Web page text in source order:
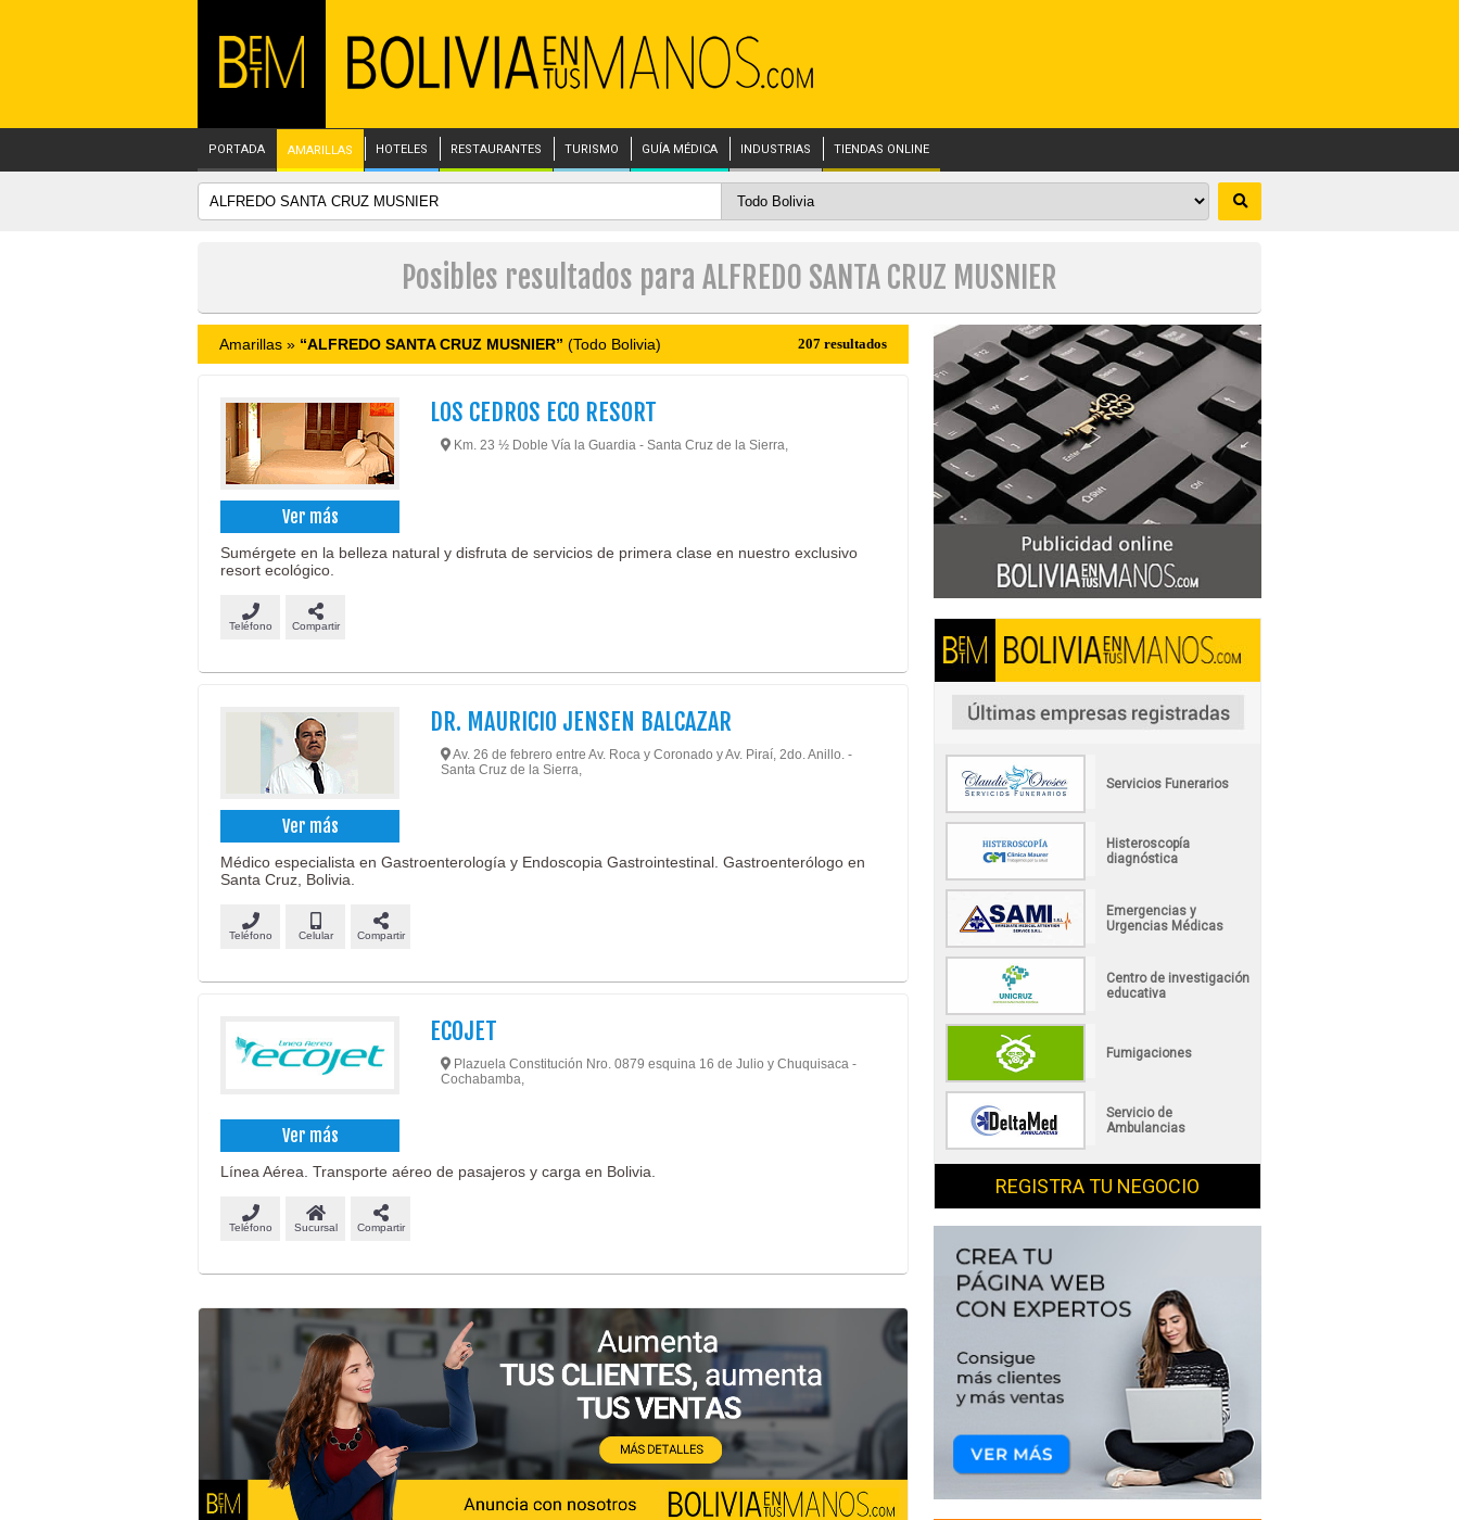
PORTADA AMARILLAS HOTELES RESTAURANTES TURISMO GUÍA MÉDICA INDUSTRIAS TIENDAS ONLINE
Posibles resultados para ALFREDO SANTA CRUZ MUSNIER
Amarillas » “ALFREDO SANTA CRUZ MUSNIER” (Todo Bolivia) 207 resultados
Ver más
LOS CEDROS ECO RESORT
Km. 23 ½ Doble Vía la Guardia - Santa Cruz de la Sierra,
Sumérgete en la belleza natural y disfruta de servicios de primera clase en nuestro exclusivo
resort ecológico.
Teléfono Compartir
Ver más
DR. MAURICIO JENSEN BALCAZAR
Av. 26 de febrero entre Av. Roca y Coronado y Av. Piraí, 2do. Anillo. -
Santa Cruz de la Sierra,
Médico especialista en Gastroenterología y Endoscopia Gastrointestinal. Gastroenterólogo en
Santa Cruz, Bolivia.
Teléfono Celular Compartir
Ver más
ECOJET
Plazuela Constitución Nro. 0879 esquina 16 de Julio y Chuquisaca -
Cochabamba,
Línea Aérea. Transporte aéreo de pasajeros y carga en Bolivia.
Teléfono Sucursal Compartir
Servicios Funerarios
Histeroscopía
diagnóstica
Emergencias y
Urgencias Médicas
Centro de investigación
educativa
Fumigaciones
Servicio de
Ambulancias
REGISTRA TU NEGOCIO